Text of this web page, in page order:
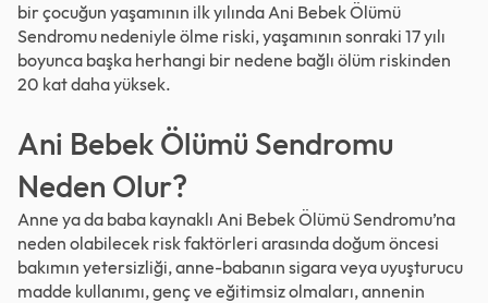
bir çocuğun yaşamının ilk yılında Ani Bebek Ölümü
Sendromu nedeniyle ölme riski, yaşamının sonraki 17 yılı
boyunca başka herhangi bir nedene bağlı ölüm riskinden
20 kat daha yüksek.
Ani Bebek Ölümü Sendromu
Neden Olur?
Anne ya da baba kaynaklı Ani Bebek Ölümü Sendromu’na
neden olabilecek risk faktörleri arasında doğum öncesi
bakımın yetersizliği, anne-babanın sigara veya uyuşturucu
madde kullanımı, genç ve eğitimsiz olmaları, annenin